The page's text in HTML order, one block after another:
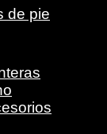
de pie